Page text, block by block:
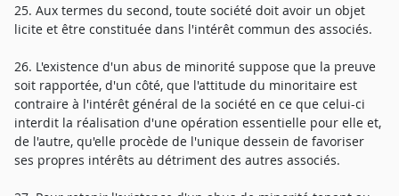
25. Aux termes du second, toute société doit avoir un objet
licite et être constituée dans l'intérêt commun des associés.
26. L'existence d'un abus de minorité suppose que la preuve
soit rapportée, d'un côté, que l'attitude du minoritaire est
contraire à l'intérêt général de la société en ce que celui-ci
interdit la réalisation d'une opération essentielle pour elle et,
de l'autre, qu'elle procède de l'unique dessein de favoriser
ses propres intérêts au détriment des autres associés.